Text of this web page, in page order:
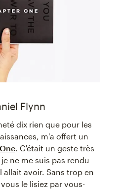
Flynn
dix rien que pour les
m'a offert un
. C'était un geste très
ne me suis pas rendu
avoir. Sans trop en
le lisiez par vous-